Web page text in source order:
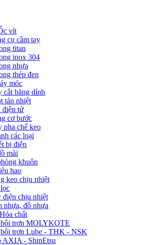
vít
cụ cầm tay
titan
inox 304
nhựa
thép đen
móc
cắt băng dính
tản nhiệt
điện tử
cơ bước
pha chế keo
các loại
bị điện
mài
khuôn
hao
keo chịu nhiệt
điện chịu nhiệt
nhựa, đồ nhựa
chất
trơn MOLYKOTE
trơn Lube - THK - NSK
AXIA - ShinEtsu